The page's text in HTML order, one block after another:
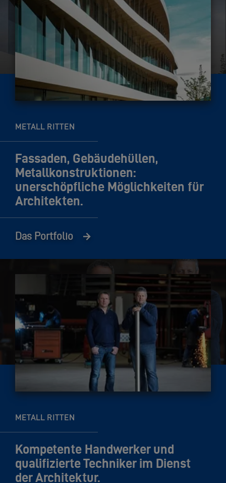
METALL RITTEN
Fassaden, Gebäudehüllen,
Metallkonstruktionen:
unerschöpfliche Möglichkeiten für
Architekten.
Das Portfolio
METALL RITTEN
Kompetente Handwerker und
qualifizierte Techniker im Dienst
der Architektur.